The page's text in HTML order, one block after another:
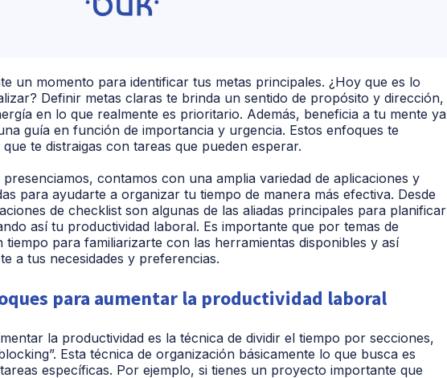
un momento para identificar tus metas principales. ¿Hoy que es lo
Definir metas claras te brinda un sentido de propósito y dirección,
en lo que realmente es prioritario. Además, beneficia a tu mente ya
guía en función de importancia y urgencia. Estos enfoques te
te distraigas con tareas que pueden esperar.
contamos con una amplia variedad de aplicaciones y
para ayudarte a organizar tu tiempo de manera más efectiva. Desde
de checklist son algunas de las aliadas principales para planificar
así tu productividad laboral. Es importante que por temas de
tiempo para familiarizarte con las herramientas disponibles y así
a tus necesidades y preferencias.
para aumentar la productividad laboral
la productividad es la técnica de dividir el tiempo por secciones,
Esta técnica de organización básicamente lo que busca es
específicas. Por ejemplo, si tienes un proyecto importante que